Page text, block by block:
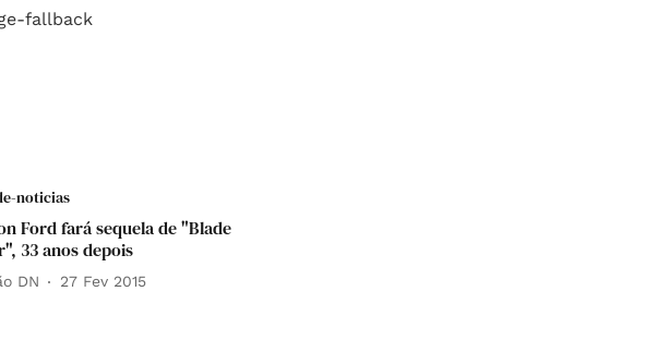
noticias
Ford fará sequela de "Blade
33 anos depois
DN 27 Fev 2015